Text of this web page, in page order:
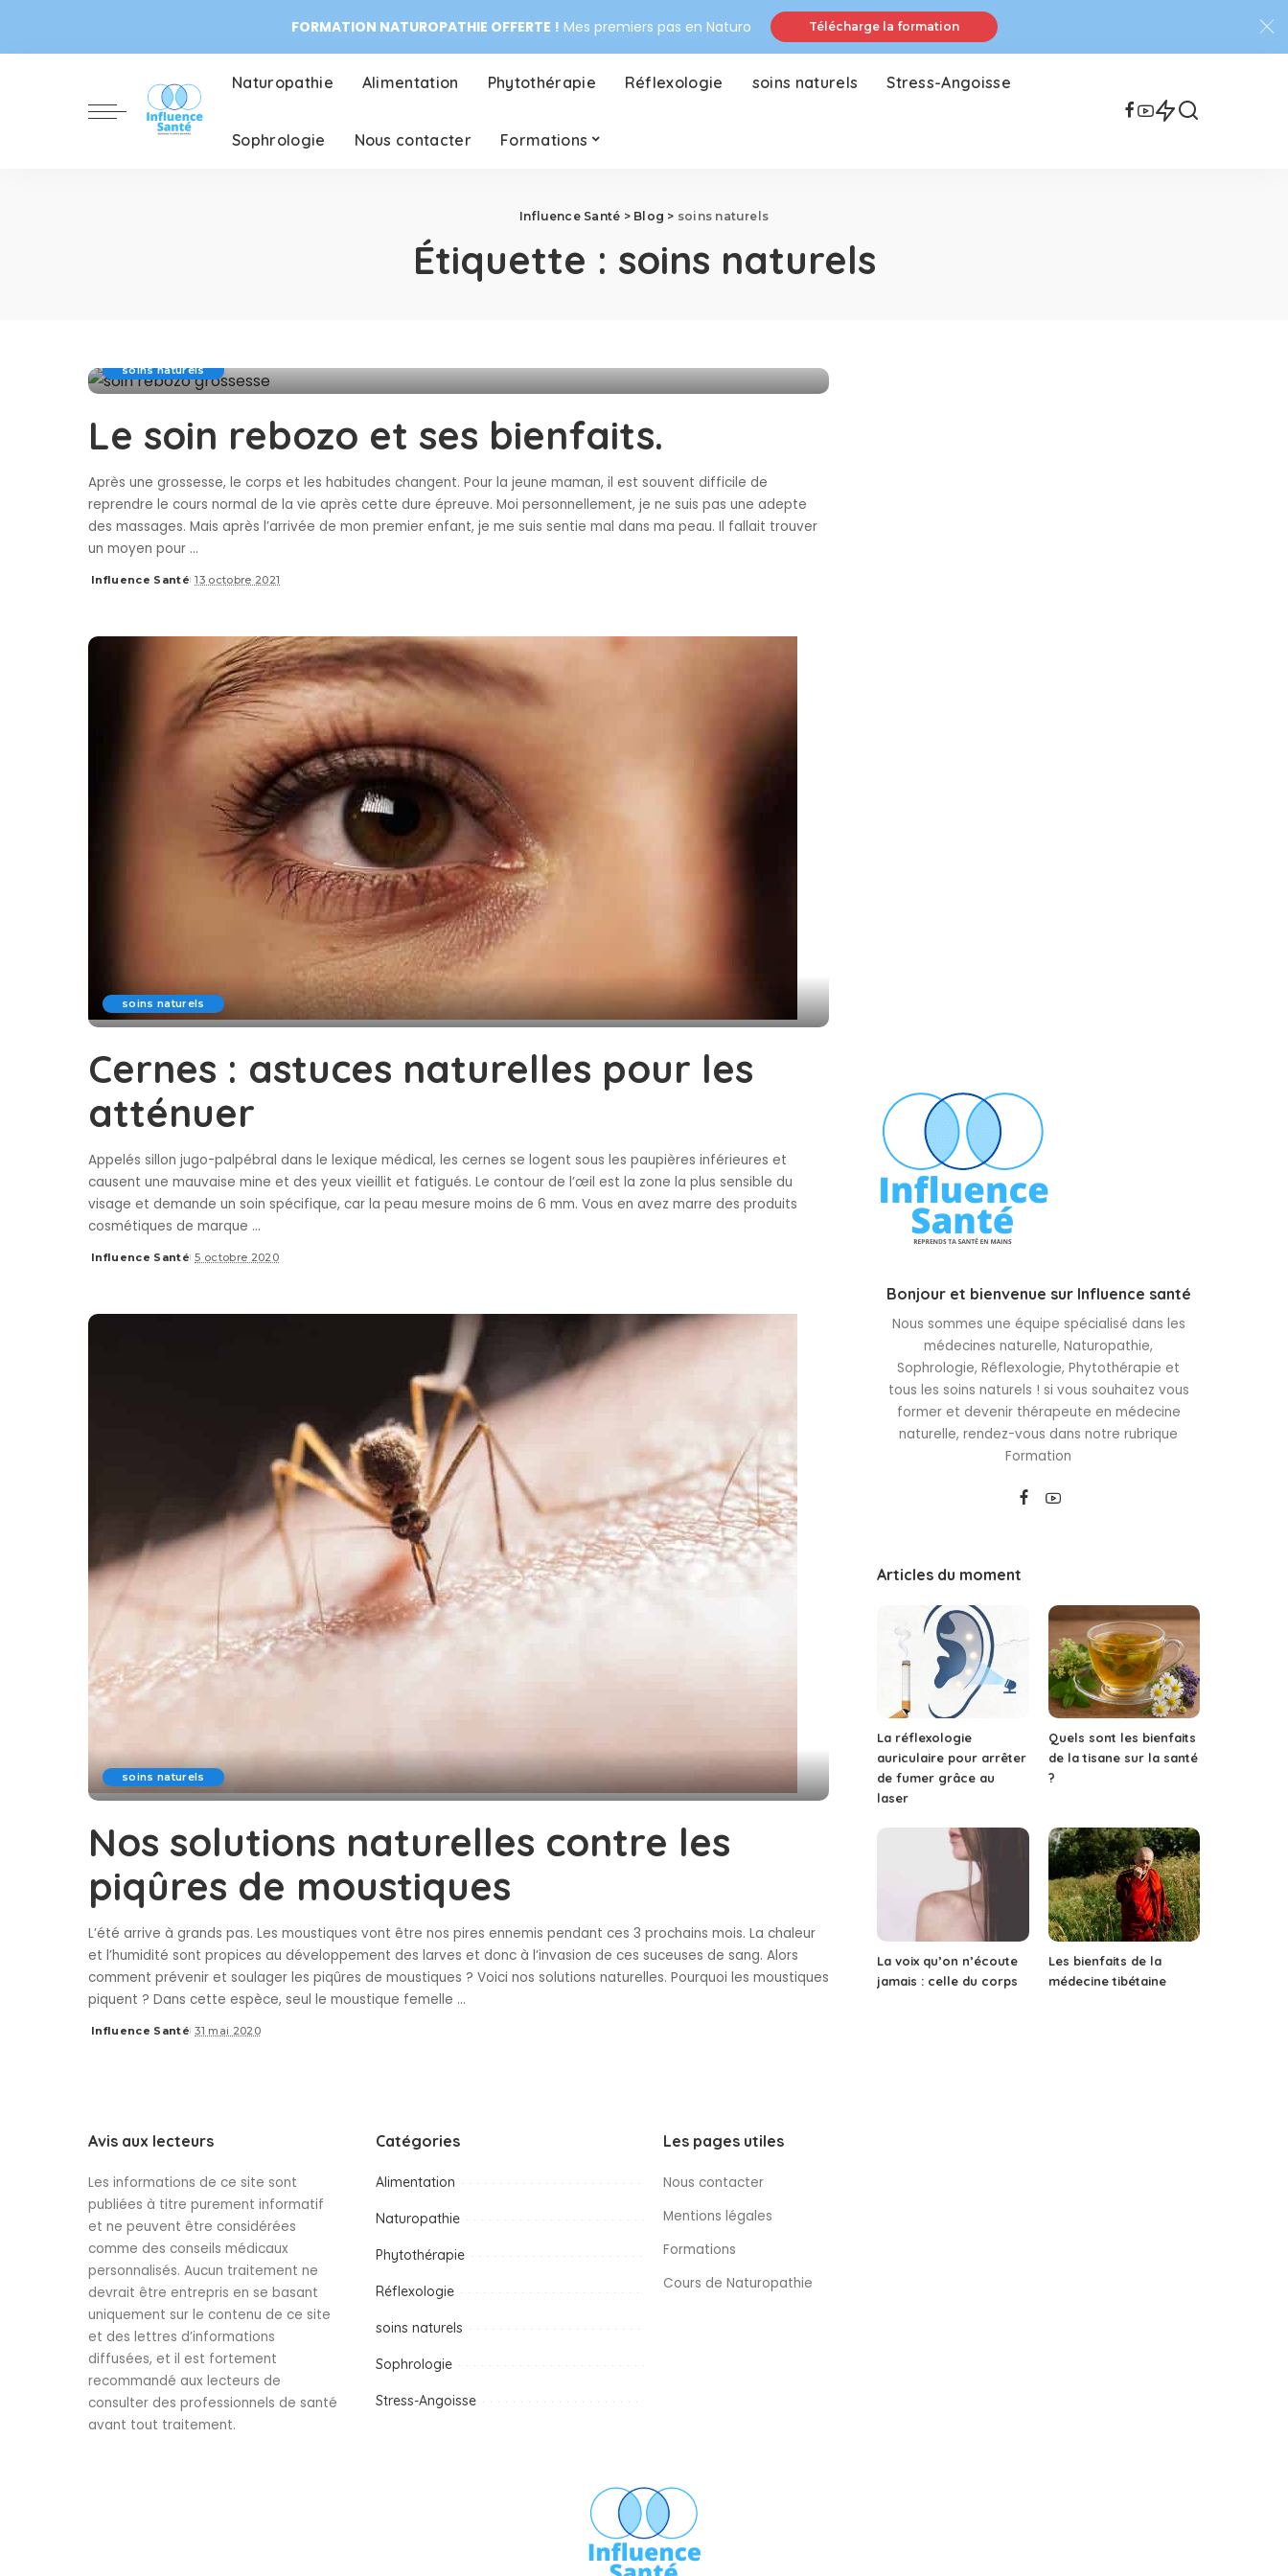
FORMATION NATUROPATHIE OFFERTE ! Mes premiers pas en Naturo Télécharge la formation
Naturopathie Alimentation Phytothérapie Réflexologie soins naturels Stress-Angoisse
Sophrologie Nous contacter Formations
Influence Santé > Blog > soins naturels
Étiquette : soins naturels
soins naturels
Le soin rebozo et ses bienfaits.
Après une grossesse, le corps et les habitudes changent. Pour la jeune maman, il est souvent difficile de
reprendre le cours normal de la vie après cette dure épreuve. Moi personnellement, je ne suis pas une adepte
des massages. Mais après l’arrivée de mon premier enfant, je me suis sentie mal dans ma peau. Il fallait trouver
un moyen pour ...
Posted
Influence Santé 13 octobre 2021
soins naturels
Cernes : astuces naturelles pour les
atténuer
Appelés sillon jugo-palpébral dans le lexique médical, les cernes se logent sous les paupières inférieures et
causent une mauvaise mine et des yeux vieillit et fatigués. Le contour de l’œil est la zone la plus sensible du
visage et demande un soin spécifique, car la peau mesure moins de 6 mm. Vous en avez marre des produits
cosmétiques de marque ...
Posted
Influence Santé 5 octobre 2020
soins naturels
Nos solutions naturelles contre les
piqûres de moustiques
L’été arrive à grands pas. Les moustiques vont être nos pires ennemis pendant ces 3 prochains mois. La chaleur
et l’humidité sont propices au développement des larves et donc à l’invasion de ces suceuses de sang. Alors
comment prévenir et soulager les piqûres de moustiques ? Voici nos solutions naturelles. Pourquoi les moustiques
piquent ? Dans cette espèce, seul le moustique femelle ...
Posted
Influence Santé 31 mai 2020
Bonjour et bienvenue sur Influence santé
Nous sommes une équipe spécialisé dans les
médecines naturelle, Naturopathie,
Sophrologie, Réflexologie, Phytothérapie et
tous les soins naturels ! si vous souhaitez vous
former et devenir thérapeute en médecine
naturelle, rendez-vous dans notre rubrique
Formation
Articles du moment
La réflexologie
auriculaire pour arrêter
de fumer grâce au
laser
Quels sont les bienfaits
de la tisane sur la santé
?
La voix qu’on n’écoute
jamais : celle du corps
Les bienfaits de la
médecine tibétaine
Avis aux lecteurs
Les informations de ce site sont
publiées à titre purement informatif
et ne peuvent être considérées
comme des conseils médicaux
personnalisés. Aucun traitement ne
devrait être entrepris en se basant
uniquement sur le contenu de ce site
et des lettres d’informations
diffusées, et il est fortement
recommandé aux lecteurs de
consulter des professionnels de santé
avant tout traitement.
Catégories
Alimentation
Naturopathie
Phytothérapie
Réflexologie
soins naturels
Sophrologie
Stress-Angoisse
Les pages utiles
Nous contacter
Mentions légales
Formations
Cours de Naturopathie